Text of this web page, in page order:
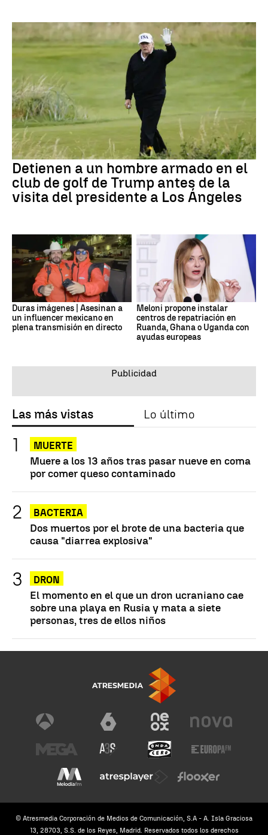
Detienen a un hombre armado en el
club de golf de Trump antes de la
visita del presidente a Los Ángeles
Duras imágenes | Asesinan a
un influencer mexicano en
plena transmisión en directo
Meloni propone instalar
centros de repatriación en
Ruanda, Ghana o Uganda con
ayudas europeas
Las más vistas Lo último
MUERTE
Muere a los 13 años tras pasar nueve en coma
por comer queso contaminado
BACTERIA
Dos muertos por el brote de una bacteria que
causa "diarrea explosiva"
DRON
El momento en el que un dron ucraniano cae
sobre una playa en Rusia y mata a siete
personas, tres de ellos niños
© Atresmedia Corporación de Medios de Comunicación, S.A - A. Isla Graciosa
13, 28703, S.S. de los Reyes, Madrid. Reservados todos los derechos